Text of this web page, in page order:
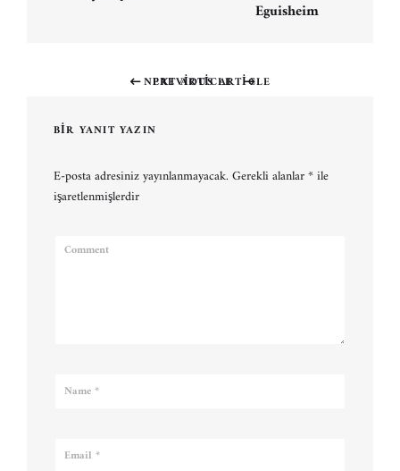
Eguisheim
PREVIOUS ARTICLE
post:
NEXT ARTICLE
post:
BIR YANIT YAZIN
E-posta adresiniz yayınlanmayacak. Gerekli alanlar*ile
işaretlenmişlerdir